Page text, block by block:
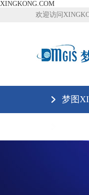
XINGKONG.COM
欢迎访问
梦图